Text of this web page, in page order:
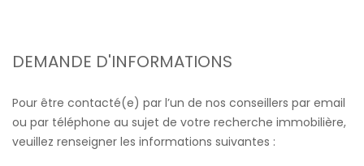
DEMANDE D'INFORMATIONS
Pour être contacté(e) par l’un de nos conseillers par email
ou par téléphone au sujet de votre recherche immobilière,
veuillez renseigner les informations suivantes :